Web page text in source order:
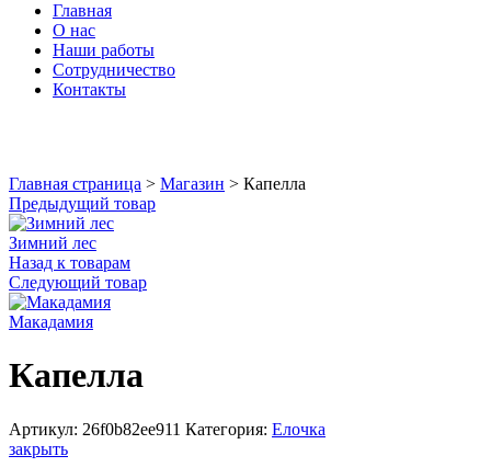
Главная
О нас
Наши работы
Сотрудничество
Контакты
Главная страница > Магазин > Капелла
Предыдущий товар
Зимний лес
Назад к товарам
Следующий товар
Макадамия
Капелла
Артикул: 26f0b82ee911 Категория: Елочка
закрыть